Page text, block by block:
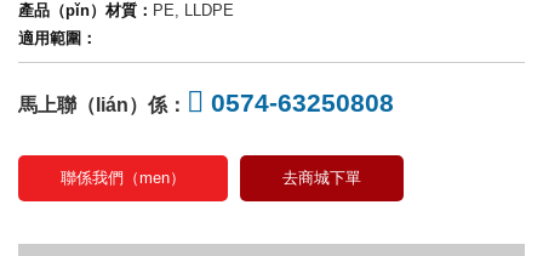
產品（pǐn）材質： PE, LLDPE
適用範圍：
馬上聯（lián）係： 0574-63250808
聯係我們（men） 去商城下單